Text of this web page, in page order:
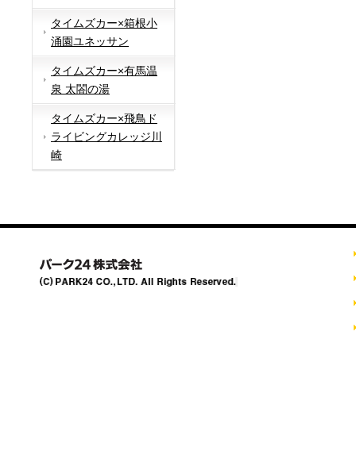
タイムズカー×箱根小
涌園ユネッサン
タイムズカー×有馬温
泉 太閤の湯
タイムズカー×飛鳥ド
ライビングカレッジ川
崎